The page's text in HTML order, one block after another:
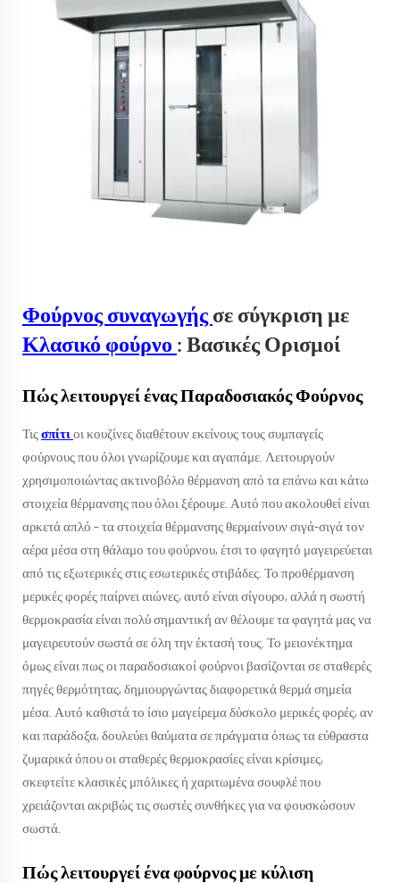
Φούρνος συναγωγής σε σύγκριση με
Κλασικό φούρνο : Βασικές Ορισμοί
Πώς λειτουργεί ένας Παραδοσιακός Φούρνος
Τις σπίτι οι κουζίνες διαθέτουν εκείνους τους συμπαγείς
φούρνους που όλοι γνωρίζουμε και αγαπάμε. Λειτουργούν
χρησιμοποιώντας ακτινοβόλο θέρμανση από τα επάνω και κάτω
στοιχεία θέρμανσης που όλοι ξέρουμε. Αυτό που ακολουθεί είναι
αρκετά απλό – τα στοιχεία θέρμανσης θερμαίνουν σιγά-σιγά τον
αέρα μέσα στη θάλαμο του φούρνου, έτσι το φαγητό μαγειρεύεται
από τις εξωτερικές στις εσωτερικές στιβάδες. Το προθέρμανση
μερικές φορές παίρνει αιώνες, αυτό είναι σίγουρο, αλλά η σωστή
θερμοκρασία είναι πολύ σημαντική αν θέλουμε τα φαγητά μας να
μαγειρευτούν σωστά σε όλη την έκτασή τους. Το μειονέκτημα
όμως είναι πως οι παραδοσιακοί φούρνοι βασίζονται σε σταθερές
πηγές θερμότητας, δημιουργώντας διαφορετικά θερμά σημεία
μέσα. Αυτό καθιστά το ίσιο μαγείρεμα δύσκολο μερικές φορές, αν
και παράδοξα, δουλεύει θαύματα σε πράγματα όπως τα εύθραστα
ζυμαρικά όπου οι σταθερές θερμοκρασίες είναι κρίσιμες,
σκεφτείτε κλασικές μπόλικες ή χαριτωμένα σουφλέ που
χρειάζονται ακριβώς τις σωστές συνθήκες για να φουσκώσουν
σωστά.
Πώς λειτουργεί ένα φούρνος με κύλιση